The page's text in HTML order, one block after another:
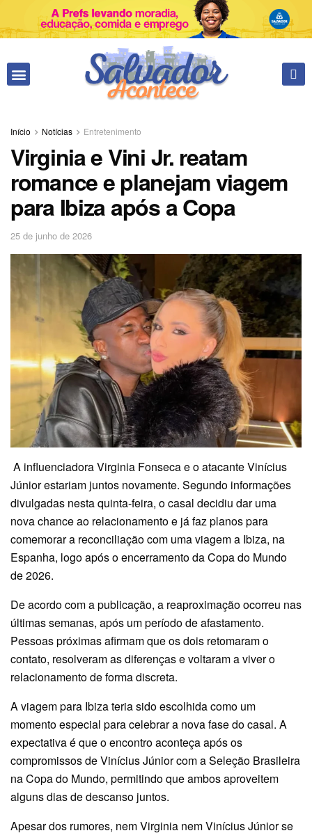
Início Notícias Entretenimento
Virginia e Vini Jr. reatam
romance e planejam viagem
para Ibiza após a Copa
25 de junho de 2026
A influenciadora Virginia Fonseca e o atacante Vinícius
Júnior estariam juntos novamente. Segundo informações
divulgadas nesta quinta-feira, o casal decidiu dar uma
nova chance ao relacionamento e já faz planos para
comemorar a reconciliação com uma viagem a Ibiza, na
Espanha, logo após o encerramento da Copa do Mundo
de 2026.
De acordo com a publicação, a reaproximação ocorreu nas
últimas semanas, após um período de afastamento.
Pessoas próximas afirmam que os dois retomaram o
contato, resolveram as diferenças e voltaram a viver o
relacionamento de forma discreta.
A viagem para Ibiza teria sido escolhida como um
momento especial para celebrar a nova fase do casal. A
expectativa é que o encontro aconteça após os
compromissos de Vinícius Júnior com a Seleção Brasileira
na Copa do Mundo, permitindo que ambos aproveitem
alguns dias de descanso juntos.
Apesar dos rumores, nem Virginia nem Vinícius Júnior se